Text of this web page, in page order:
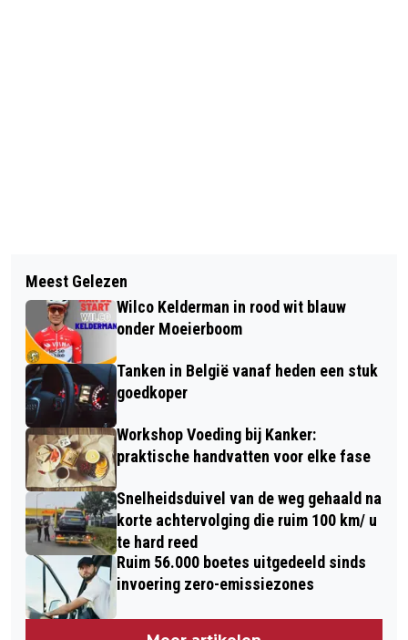
ZWANGERSCHAPSBEELDJE,
KNUFFELBEELDJE OF BEELDJE VAN JE
JONGE KIND: 3D MOMENTS ZORGT
VOOR TASTBARE HERINNERING
WATERSCHAP ROEPT NU AL OP OM
WATER VAST TE HOUDEN VANWEGE
ZEER DROOG VOORJAAR
Meest Gelezen
Wilco Kelderman in rood wit blauw
onder Moeierboom
Tanken in België vanaf heden een stuk
goedkoper
Workshop Voeding bij Kanker:
praktische handvatten voor elke fase
Snelheidsduivel van de weg gehaald na
korte achtervolging die ruim 100 km/ u
te hard reed
Ruim 56.000 boetes uitgedeeld sinds
invoering zero-emissiezones